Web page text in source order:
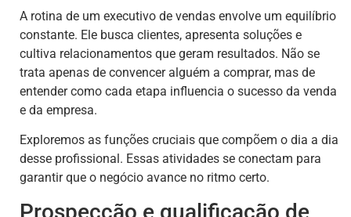
A rotina de um executivo de vendas envolve um equilíbrio
constante. Ele busca clientes, apresenta soluções e
cultiva relacionamentos que geram resultados. Não se
trata apenas de convencer alguém a comprar, mas de
entender como cada etapa influencia o sucesso da venda
e da empresa.
Exploremos as funções cruciais que compõem o dia a dia
desse profissional. Essas atividades se conectam para
garantir que o negócio avance no ritmo certo.
Prospecção e qualificação de